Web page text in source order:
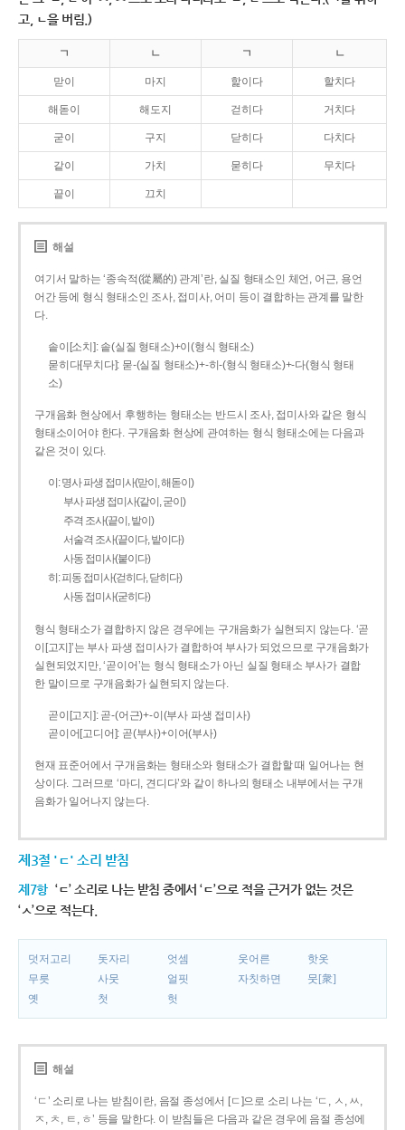
고, ㄴ을 버림.)
ㄱ ㄴ ㄱ ㄴ
맏이 마지 핥이다 할치다
해돋이 해도지 걷히다 거치다
굳이 구지 닫히다 다치다
같이 가치 묻히다 무치다
끝이 끄치
해설
여기서 말하는 ‘종속적(從屬的) 관계’란, 실질 형태소인 체언, 어근, 용언
어간 등에 형식 형태소인 조사, 접미사, 어미 등이 결합하는 관계를 말한
다.
솥이[소치]: 솥(실질 형태소)+이(형식 형태소)
묻히다[무치다]: 묻­-(실질 형태소)+­-히­-(형식 형태소)+-다(형식 형태
소)
구개음화 현상에서 후행하는 형태소는 반드시 조사, 접미사와 같은 형식
형태소이어야 한다. 구개음화 현상에 관여하는 형식 형태소에는 다음과
같은 것이 있다.
이: 명사 파생 접미사(맏이, 해돋이)
부사 파생 접미사(같이, 굳이)
주격 조사(끝이, 밭이)
서술격 조사(끝이다, 밭이다)
사동 접미사(붙이다)
히: 피동 접미사(걷히다, 닫히다)
사동 접미사(굳히다)
형식 형태소가 결합하지 않은 경우에는 구개음화가 실현되지 않는다. ‘곧
이[고지]’는 부사 파생 접미사가 결합하여 부사가 되었으므로 구개음화가
실현되었지만, ‘곧이어’는 형식 형태소가 아닌 실질 형태소 부사가 결합
한 말이므로 구개음화가 실현되지 않는다.
곧이[고지]: 곧-­(어근)+­-이(부사 파생 접미사)
곧이어[고디어]: 곧(부사)+이어(부사)
현재 표준어에서 구개음화는 형태소와 형태소가 결합할 때 일어나는 현
상이다. 그러므로 ‘마디, 견디다’와 같이 하나의 형태소 내부에서는 구개
음화가 일어나지 않는다.
제3절 'ㄷ' 소리 받침
제7항 ‘ㄷ’ 소리로 나는 받침 중에서 ‘ㄷ’으로 적을 근거가 없는 것은
‘ㅅ’으로 적는다.
덧저고리 돗자리 엇셈 웃어른
핫옷
무릇
사뭇 얼핏 자칫하면
뭇[衆]
옛
첫 헛
해설
‘ㄷ’ 소리로 나는 받침이란, 음절 종성에서 [ㄷ]으로 소리 나는 ‘ㄷ, ㅅ, ㅆ,
ㅈ, ㅊ, ㅌ, ㅎ’ 등을 말한다. 이 받침들은 다음과 같은 경우에 음절 종성에